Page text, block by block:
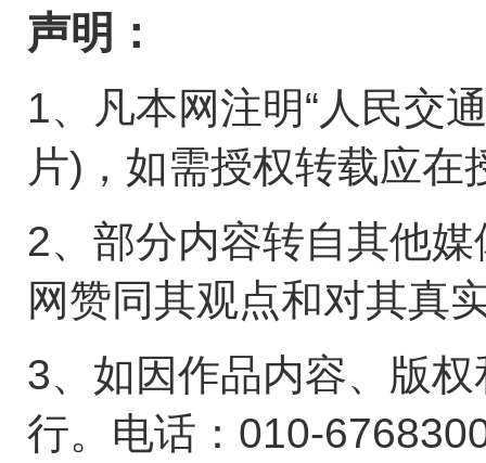
声明：
1、凡本网注明“人民交
片)，如需授权转载应
2、部分内容转自其他
网赞同其观点和对其真
3、如因作品内容、版
行。电话：010-